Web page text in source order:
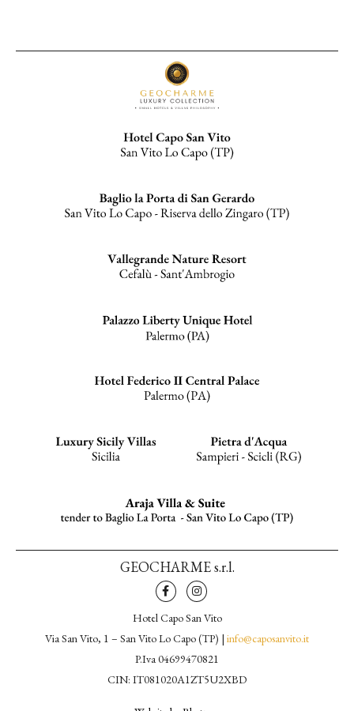
GEOCHARME s.r.l.
Hotel Capo San Vito
Via San Vito, 1 – San Vito Lo Capo (TP) | info@caposanvito.it
P.Iva 04699470821
CIN: IT081020A1ZT5U2XBD